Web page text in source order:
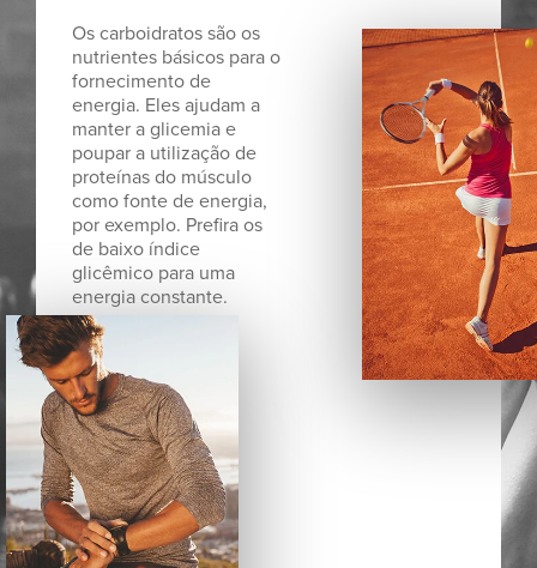
Os carboidratos são os
nutrientes básicos para o
fornecimento de
energia. Eles ajudam a
manter a glicemia e
poupar a utilização de
proteínas do músculo
como fonte de energia,
por exemplo. Prefira os
de baixo índice
glicêmico para uma
energia constante.